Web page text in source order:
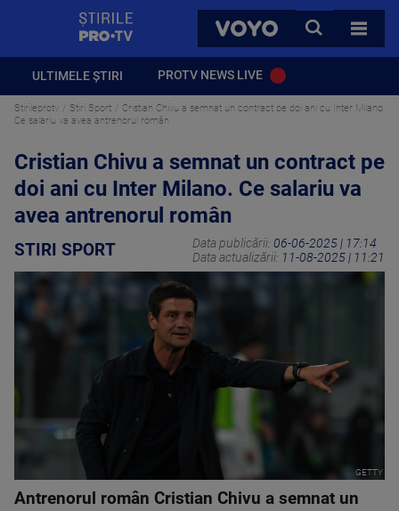
VOYO
CAUTA
TOATE
ULTIMELE ȘTIRI PROTV NEWS LIVE
Stirileprotv Stiri Sport
Cristian Chivu a semnat un contract pe doi ani cu Inter Milano.
Ce salariu va avea antrenorul român
Cristian Chivu a semnat un contract pe
doi ani cu Inter Milano. Ce salariu va
avea antrenorul român
STIRI SPORT Data publicării: 06-06-2025 | 17:14
Data actualizării: 11-08-2025 | 11:21
GETTY
Antrenorul român Cristian Chivu a semnat un